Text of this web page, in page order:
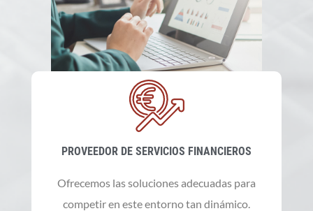
PROVEEDOR DE SERVICIOS FINANCIEROS
Ofrecemos las soluciones adecuadas para
competir en este entorno tan dinámico.